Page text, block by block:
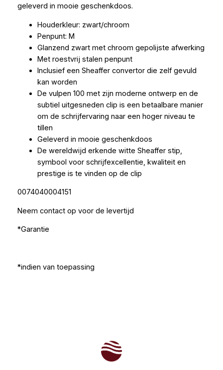
geleverd in mooie geschenkdoos.
Houderkleur: zwart/chroom
Penpunt: M
Glanzend zwart met chroom gepolijste afwerking
Met roestvrij stalen penpunt
Inclusief een Sheaffer convertor die zelf gevuld
kan worden
De vulpen 100 met zijn moderne ontwerp en de
subtiel uitgesneden clip is een betaalbare manier
om de schrijfervaring naar een hoger niveau te
tillen
Geleverd in mooie geschenkdoos
De wereldwijd erkende witte Sheaffer stip,
symbool voor schrijfexcellentie, kwaliteit en
prestige is te vinden op de clip
0074040004151
Neem contact op voor de levertijd
*Garantie
*indien van toepassing